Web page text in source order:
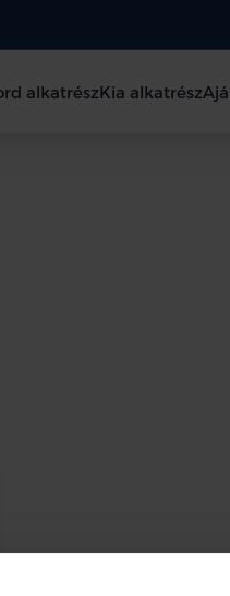
alkatrészKia alkatrész